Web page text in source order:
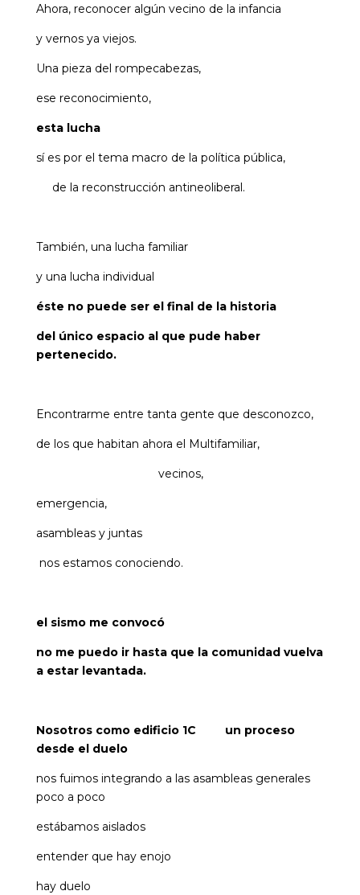
Ahora, reconocer algún vecino de la infancia
y vernos ya viejos.
Una pieza del rompecabezas,
ese reconocimiento,
esta lucha
sí es por el tema macro de la política pública,
de la reconstrucción antineoliberal.
También, una lucha familiar
y una lucha individual
éste no puede ser el final de la historia
del único espacio al que pude haber
pertenecido.
Encontrarme entre tanta gente que desconozco,
de los que habitan ahora el Multifamiliar,
vecinos,
emergencia,
asambleas y juntas
nos estamos conociendo.
el sismo me convocó
no me puedo ir hasta que la comunidad vuelva
a estar levantada.
Nosotros como edificio 1C un proceso
desde el duelo
nos fuimos integrando a las asambleas generales
poco a poco
estábamos aislados
entender que hay enojo
hay duelo